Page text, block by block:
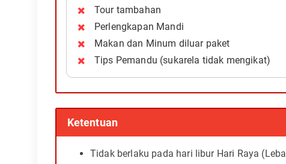
Tour tambahan
Perlengkapan Mandi
Makan dan Minum diluar paket
Tips Pemandu (sukarela tidak mengikat)
Ketentuan
Tidak berlaku pada hari libur Hari Raya